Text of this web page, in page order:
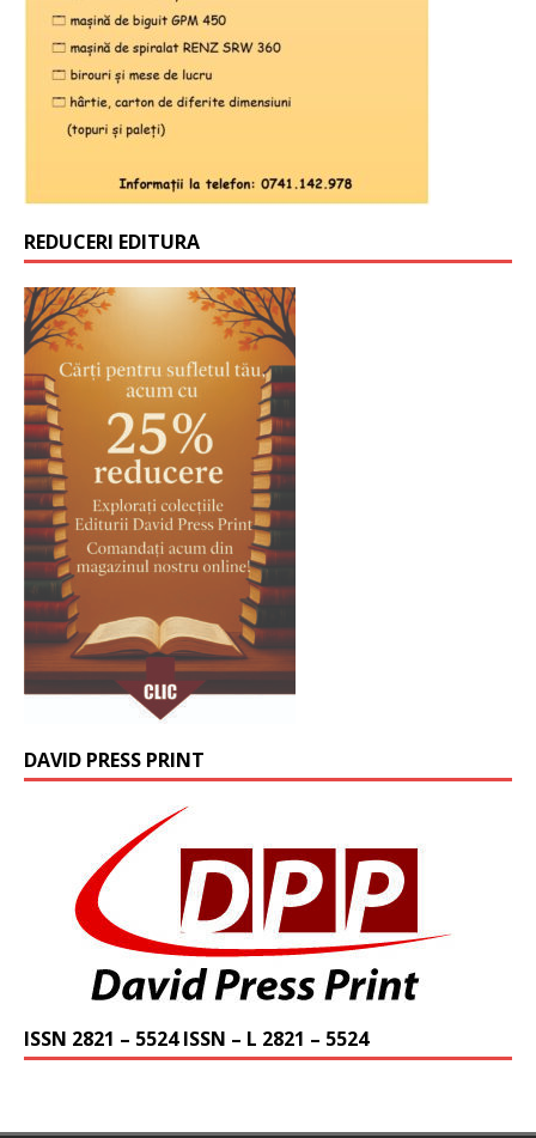
REDUCERI EDITURA
DAVID PRESS PRINT
ISSN 2821 – 5524 ISSN – L 2821 – 5524